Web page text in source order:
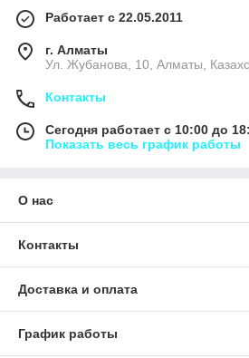
Работает с 22.05.2011
г. Алматы
Ул. Жубанова, 10, Алматы,
Контакты
Сегодня работает с 10:00 до
Показать весь график работы
О нас
Контакты
Доставка и оплата
График работы